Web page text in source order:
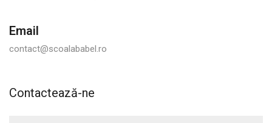
Email
contact@scoalababel.ro
Contactează-ne